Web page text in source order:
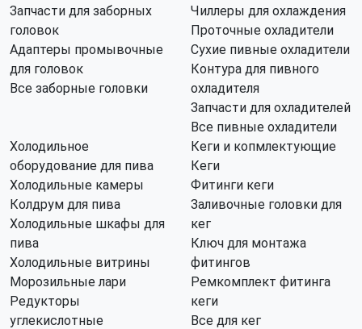
Запчасти для заборных
головок
Адаптеры промывочные
для головок
Все заборные головки
Чиллеры для охлаждения
Проточные охладители
Сухие пивные охладители
Контура для пивного
охладителя
Запчасти для охладителей
Все пивные охладители
Холодильное
оборудование для пива
Холодильные камеры
Колдрум для пива
Холодильные шкафы для
пива
Холодильные витрины
Морозильные лари
Редукторы
углекислотные
Кеги и копмлектующие
Кеги
Фитинги кеги
Заливочные головки для
кег
Ключ для монтажа
фитингов
Ремкомплект фитинга
кеги
Все для кег